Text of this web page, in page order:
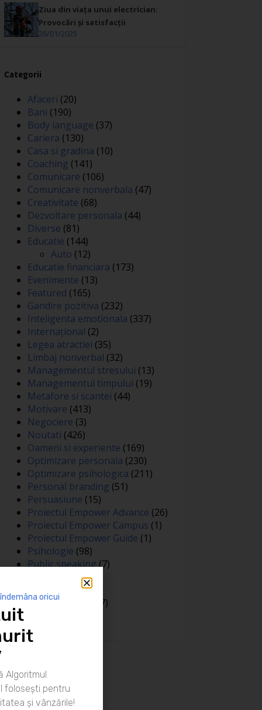
Ziua din viața unui electrician:
Provocări și satisfacții
26/01/2025
Categorii
Afaceri (20)
Bani (190)
Body language (37)
Cariera (130)
Casa si gradina (10)
Coaching (141)
Comunicare (106)
Comunicare nonverbala (47)
Creativitate (68)
Dezvoltare personala (44)
Diverse (81)
Educatie (144)
Auto (12)
Educatie financiara (173)
Evenimente (13)
Featured (165)
Gandire pozitiva (232)
Inteligenta emotionala (337)
Internațional (2)
Legea atractiei (35)
Limbaj nonverbal (32)
Managementul stresului (13)
Managementul timpului (19)
Metafore si scantei (44)
Motivare (413)
Negociere (3)
Noutati (426)
Oameni si experiente (169)
Optimizare personala (230)
Optimizare psihologica (211)
Personal branding (51)
Persuasiune (15)
Proiectul Empower Advance (26)
Proiectul Empower Campus (1)
Proiectul Empower Guide (1)
Psihologie (98)
Public speaking(7)
(81)
Spiritualitate
(127)
oricui
Algoritmul
folosești pentru
și vânzările!